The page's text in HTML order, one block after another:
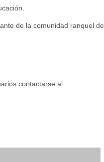
de la comunidad ranquel de
contactarse al